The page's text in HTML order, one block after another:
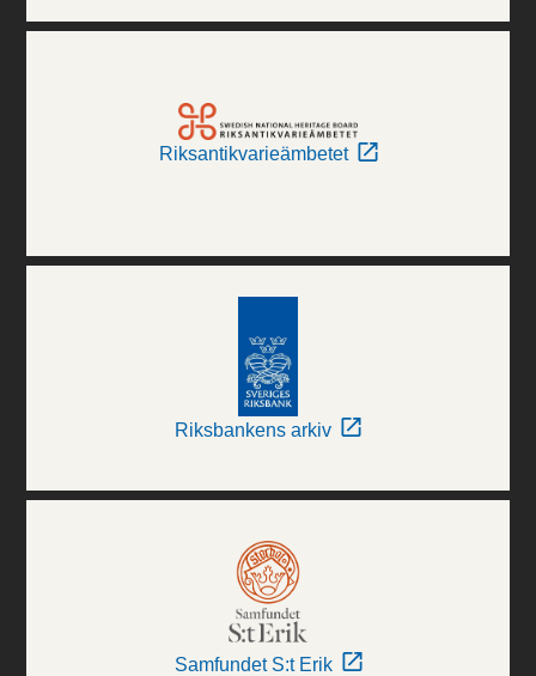
Riksantikvarieämbetet
Riksbankens arkiv
Samfundet S:t Erik